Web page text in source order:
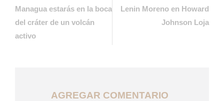
Managua estarás en la boca
del cráter de un volcán
activo
Lenin Moreno en Howard
Johnson Loja
AGREGAR COMENTARIO